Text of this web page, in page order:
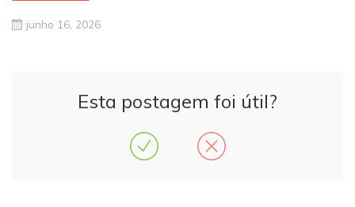
junho 16, 2026
Esta postagem foi útil?